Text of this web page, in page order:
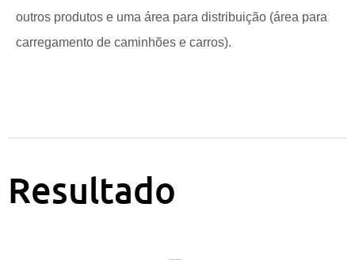
outros produtos e uma área para distribuição (área para
carregamento de caminhões e carros).
Resultado